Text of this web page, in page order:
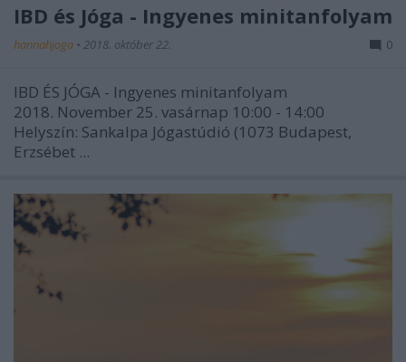
IBD és Jóga - Ingyenes minitanfolyam
hannahjoga • 2018. október 22. 0
IBD ÉS JÓGA - Ingyenes minitanfolyam
2018. November 25. vasárnap 10:00 - 14:00
Helyszín: Sankalpa Jógastúdió (1073 Budapest,
Erzsébet ...